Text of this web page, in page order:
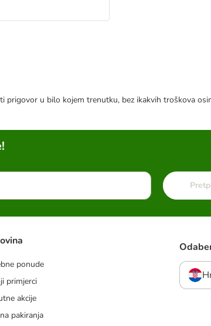
u bilo kojem trenutku, bez ikakvih troškova
ponude
primjerci
akcije
pakiranja